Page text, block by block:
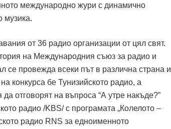
международно жури с динамично
музика.
от 36 радио организации от цял свят.
на Международния съюз за радио и
провежда всеки път в различна страна и
конкурса бе Тунизийското радио, а
отговорят на въпроса “А утре накъде?”
радио /KBS/ с програмата „Колелото –
радио RNS за едноименното